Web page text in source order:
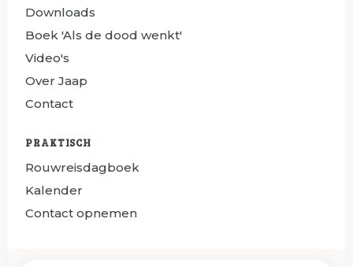
Downloads
Boek 'Als de dood wenkt'
Video's
Over Jaap
Contact
PRAKTISCH
Rouwreisdagboek
Kalender
Contact opnemen